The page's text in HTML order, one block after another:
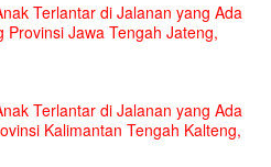
Terlantar di Jalanan yang Ada
Provinsi Jawa Tengah Jateng,
Terlantar di Jalanan yang Ada
Kalimantan Tengah Kalteng,